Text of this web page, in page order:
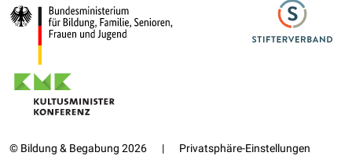
Stifterverband
Kultusministerkonferenz
© Bildung & Begabung 2026 | Privatsphäre-Einstellungen